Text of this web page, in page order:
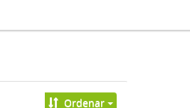
Ordenar